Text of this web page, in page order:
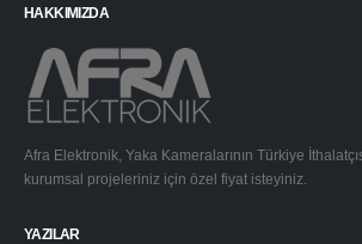
HAKKIMIZDA
Afra Elektronik, Yaka Kameralarının Türkiye
kurumsal projeleriniz için özel fiyat isteyiniz.
YAZILAR